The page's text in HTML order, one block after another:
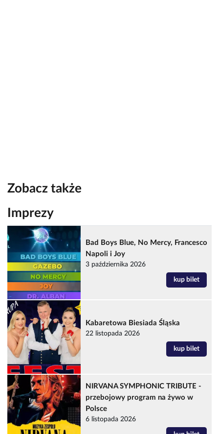
Zobacz także
Imprezy
Bad Boys Blue, No Mercy, Francesco
Napoli i Joy
3 października 2026
kup bilet
Kabaretowa Biesiada Śląska
22 listopada 2026
kup bilet
NIRVANA SYMPHONIC TRIBUTE -
przebojowy program na żywo w
Polsce
6 listopada 2026